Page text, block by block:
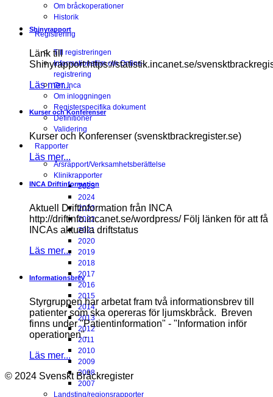
Om bråckoperationer
Historik
Registrering
Till registreringen
Informationsfilm om Online-
registrering
Om Inca
Om inloggningen
Registerspecifika dokument
Definitioner
Validering
Rapporter
Årsrapport/Verksamhetsberättelse
Klinikrapporter
2025
2024
2023
2022
2021
2020
2019
2018
2017
2016
2015
2014
2013
2012
2011
2010
2009
2008
2007
Landsting/regionsrapporter
Shinyrapport
Länk till
Shinyrapport:https://statistik.incanet.se/
Läs mer...
Kurser och Konferenser
Kurser och Konferenser (svensktbrackregister.se)
Läs mer...
INCA Driftinformation
Aktuell Driftinformation från INCA
http://driftinfo.incanet.se/wordpress/ Följ länken för att få
INCAs aktuella driftstatus
Läs mer...
Informationsbrev
Styrgruppen har arbetat fram två informationsbrev till
patienter som ska opereras för ljumskbråck. Breven
finns under "Patientinformation" - "Information inför
operationen".
Läs mer...
© 2024 Svenskt Bråckregister